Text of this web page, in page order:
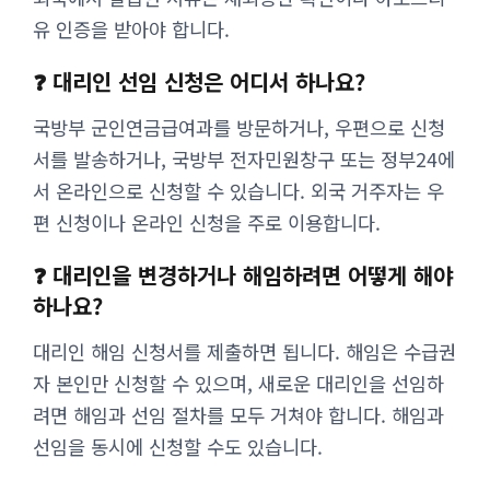
유 인증을 받아야 합니다.
❓ 대리인 선임 신청은 어디서 하나요?
국방부 군인연금급여과를 방문하거나, 우편으로 신청
서를 발송하거나, 국방부 전자민원창구 또는 정부24에
서 온라인으로 신청할 수 있습니다. 외국 거주자는 우
편 신청이나 온라인 신청을 주로 이용합니다.
❓ 대리인을 변경하거나 해임하려면 어떻게 해야
하나요?
대리인 해임 신청서를 제출하면 됩니다. 해임은 수급권
자 본인만 신청할 수 있으며, 새로운 대리인을 선임하
려면 해임과 선임 절차를 모두 거쳐야 합니다. 해임과
선임을 동시에 신청할 수도 있습니다.